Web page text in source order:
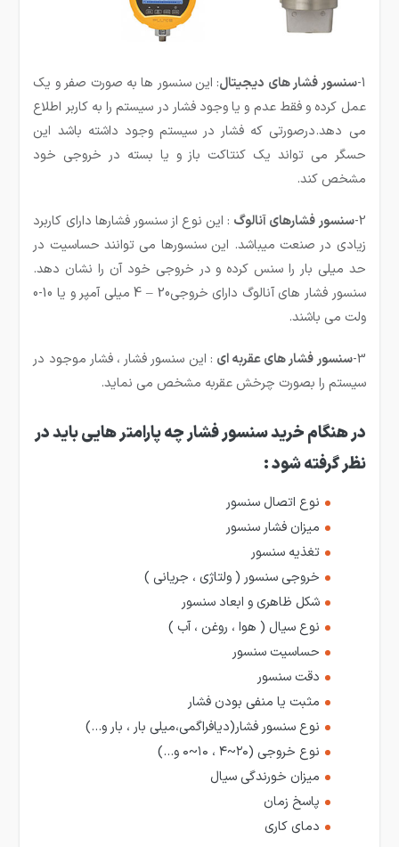
1- سنسور فشار های دیجیتال: این سنسور ها به صورت صفر و یک
عمل کرده و فقط عدم و یا وجود فشار در سیستم را به کاربر اطلاع
می دهد.درصورتی که فشار در سیستم وجود داشته باشد این
حسگر می تواند یک کنتاکت باز و یا بسته در خروجی خود
مشخص کند.
2- سنسور فشارهای آنالوگ : این نوع از سنسور فشارها دارای کاربرد
زیادی در صنعت می­باشد. این سنسورها می توانند حساسیت در
حد میلی بار را سنس کرده و در خروجی خود آن را نشان دهد.
سنسور فشار های آنالوگ دارای خروجی20 – 4 میلی آمپر و یا 10-0
ولت می باشند.
3- سنسور فشار های عقربه ای : این سنسور فشار ، فشار موجود در
سیستم را بصورت چرخش عقربه مشخص می نماید.
در هنگام خرید سنسور فشار چه پارامتر هایی باید در
نظر گرفته شود:
نوع اتصال سنسور
میزان فشار سنسور
تغذیه سنسور
خروجی سنسور ( ولتاژی ، جریانی )
شکل ظاهری و ابعاد سنسور
نوع سیال ( هوا ، روغن ، آب )
حساسیت سنسور
دقت سنسور
مثبت یا منفی بودن فشار
نوع سنسور فشار(دیافراگمی،میلی بار ، بار و…)
نوع خروجی (۲۰~۴ ، ۱۰~۰ و…)
میزان خورندگی سیال
پاسخ زمان
دمای کاری